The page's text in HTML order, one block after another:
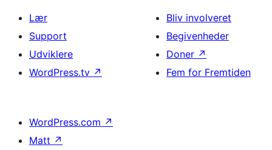
Lær
Support
Udviklere
WordPress.tv ↗
Bliv involveret
Begivenheder
Doner ↗
Fem for Fremtiden
WordPress.com ↗
Matt ↗